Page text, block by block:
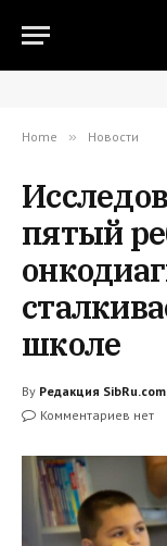
Home » Новости
пятый
школе
By Редакция SibRu.com
Комментариев нет